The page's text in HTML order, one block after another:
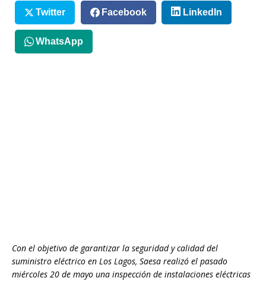
Twitter Facebook LinkedIn
WhatsApp
Con el objetivo de garantizar la seguridad y calidad del
suministro eléctrico en Los Lagos, Saesa realizó el pasado
miércoles 20 de mayo una inspección de instalaciones eléctricas